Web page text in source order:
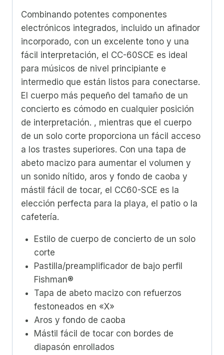
Combinando potentes componentes
electrónicos integrados, incluido un afinador
incorporado, con un excelente tono y una
fácil interpretación, el CC-60SCE es ideal
para músicos de nivel principiante e
intermedio que están listos para conectarse.
El cuerpo más pequeño del tamaño de un
concierto es cómodo en cualquier posición
de interpretación. , mientras que el cuerpo
de un solo corte proporciona un fácil acceso
a los trastes superiores. Con una tapa de
abeto macizo para aumentar el volumen y
un sonido nítido, aros y fondo de caoba y
mástil fácil de tocar, el CC60-SCE es la
elección perfecta para la playa, el patio o la
cafetería.
Estilo de cuerpo de concierto de un solo
corte
Pastilla/preamplificador de bajo perfil
Fishman®
Tapa de abeto macizo con refuerzos
festoneados en «X»
Aros y fondo de caoba
Mástil fácil de tocar con bordes de
diapasón enrollados